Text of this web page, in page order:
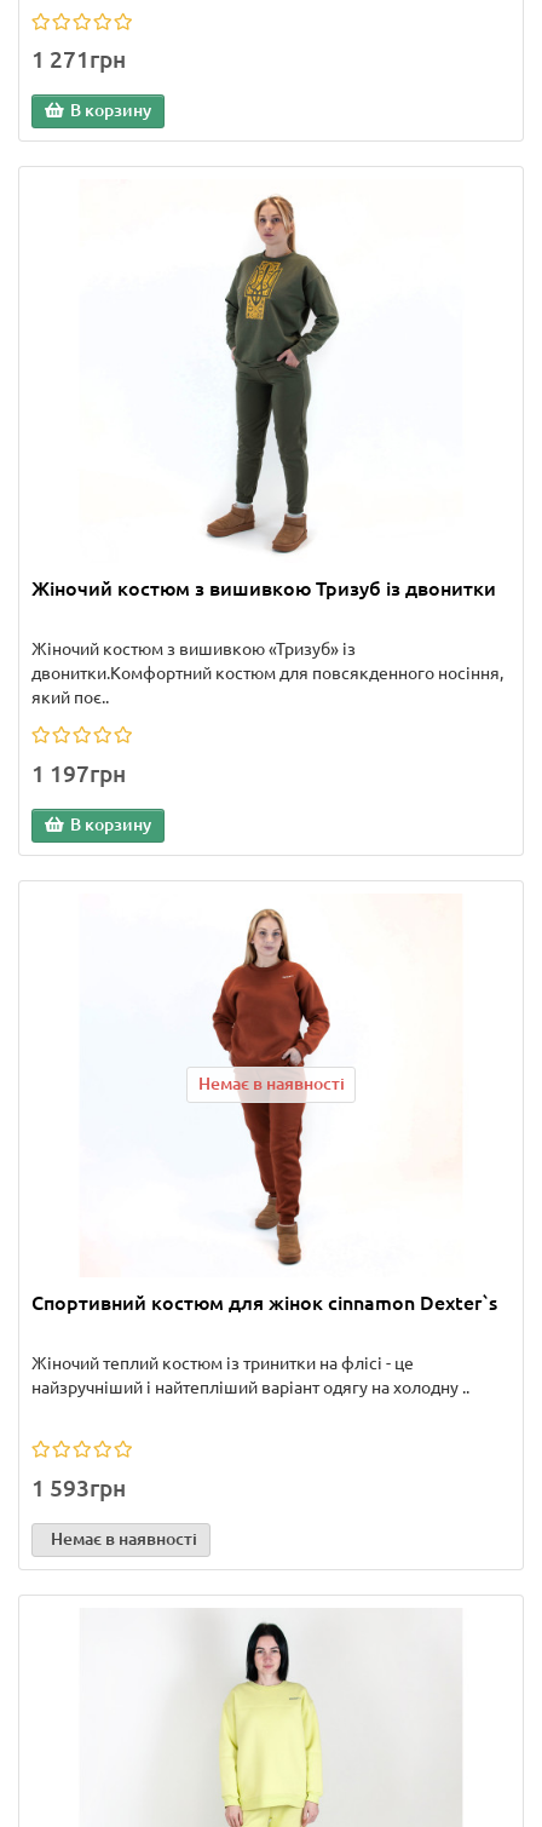
1 271грн
В корзину
Жіночий костюм з вишивкою Тризуб із двонитки
Жіночий костюм з вишивкою «Тризуб» із
двонитки.Комфортний костюм для повсякденного носіння,
який поє..
1 197грн
В корзину
Немає в наявності
Спортивний костюм для жінок cinnamon Dexter`s
Жіночий теплий костюм із тринитки на флісі - це
найзручніший і найтепліший варіант одягу на холодну ..
1 593грн
Немає в наявності